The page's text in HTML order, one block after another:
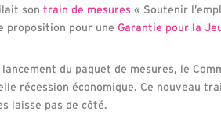
sontrain de mesures« Soutenir
proposition pour uneGarantie pour la
du paquet de mesures, le
récession économique. Ce nouveau
laisse pas de côté.